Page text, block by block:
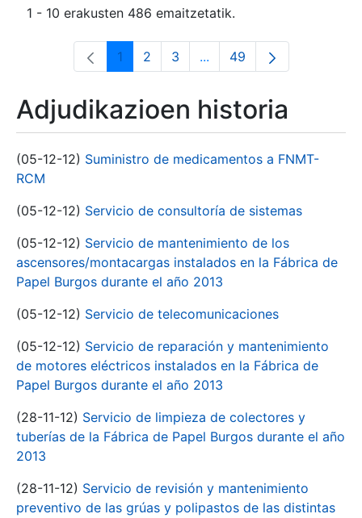
1 - 10 erakusten 486 emaitzetatik.
Orrialdea
1 Orrialdea
2 Orrialdea
3 ...Intermediate Pages Use
Orrialdea
49
Adjudikazioen historia
(05-12-12) Suministro de medicamentos a FNMT-
RCM
(05-12-12) Servicio de consultoría de sistemas
(05-12-12) Servicio de mantenimiento de los
ascensores/montacargas instalados en la Fábrica de
Papel Burgos durante el año 2013
(05-12-12) Servicio de telecomunicaciones
(05-12-12) Servicio de reparación y mantenimiento
de motores eléctricos instalados en la Fábrica de
Papel Burgos durante el año 2013
(28-11-12) Servicio de limpieza de colectores y
tuberías de la Fábrica de Papel Burgos durante el año
2013
(28-11-12) Servicio de revisión y mantenimiento
preventivo de las grúas y polipastos de las distintas